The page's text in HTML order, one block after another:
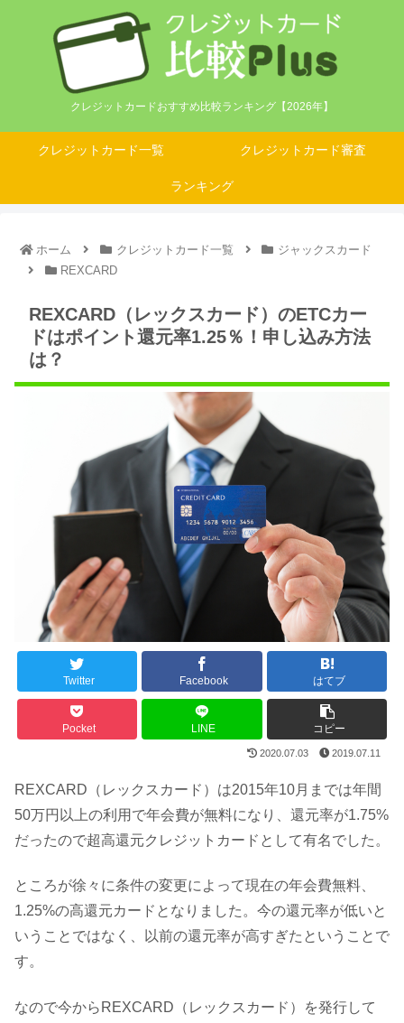
クレジットカードおすすめ比較ランキング【2026年】
クレジットカード一覧 クレジットカード審査
ランキング
ホーム クレジットカード一覧
ジャックスカード
REXCARD
REXCARD（レックスカード）のETCカー
ドはポイント還元率1.25％！申し込み方法
は？
Twitter Facebook はてブ
Pocket LINE コピー
2020.07.03 2019.07.11
REXCARD（レックスカード）は2015年10月までは年間
50万円以上の利用で年会費が無料になり、還元率が1.75%
だったので超高還元クレジットカードとして有名でした。
ところが徐々に条件の変更によって現在の年会費無料、
1.25%の高還元カードとなりました。今の還元率が低いと
いうことではなく、以前の還元率が高すぎたということで
す。
なので今からREXCARD（レックスカード）を発行して